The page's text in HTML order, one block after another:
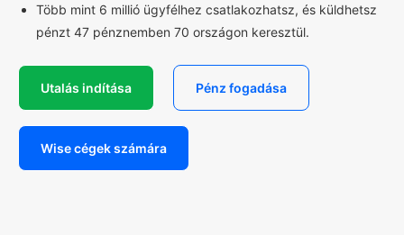
Több mint 6 millió ügyfélhez csatlakozhatsz, és küldhetsz
pénzt 47 pénznemben 70 országon keresztül.
Utalás indítása Pénz fogadása
Wise cégek számára